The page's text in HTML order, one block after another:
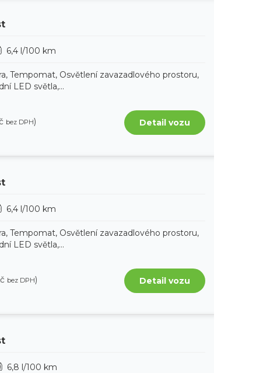
6,4 l/100 km
Tempomat, Osvětlení zavazadlového prostoru,
LED světla,...
bez DPH)
Detail vozu
6,4 l/100 km
Tempomat, Osvětlení zavazadlového prostoru,
LED světla,...
bez DPH)
Detail vozu
6,8 l/100 km